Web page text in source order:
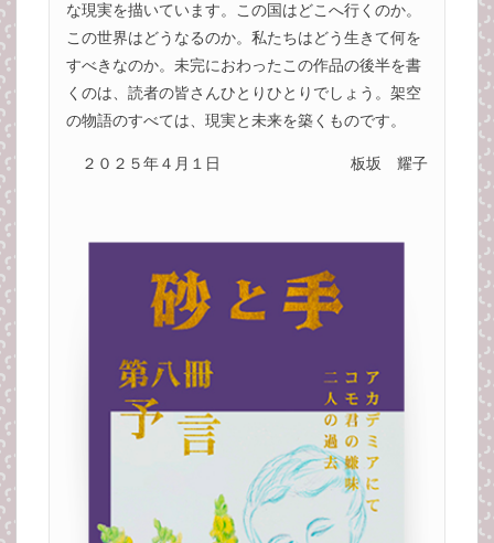
な現実を描いています。この国はどこへ行くのか。
この世界はどうなるのか。私たちはどう生きて何を
すべきなのか。未完におわったこの作品の後半を書
くのは、読者の皆さんひとりひとりでしょう。架空
の物語のすべては、現実と未来を築くものです。
２０２５年４月１日 板坂 耀子